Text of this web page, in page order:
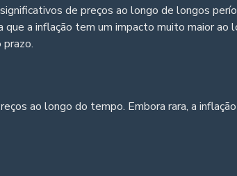
de preços ao longo de longos
a inflação tem um impacto muito maior
ao longo do tempo. Embora rara, a